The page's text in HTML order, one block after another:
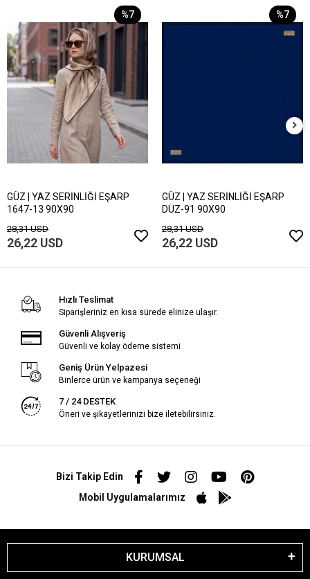
%7
GÜZ | YAZ SERİNLİĞİ EŞARP
1647-13 90X90
28,31 USD
26,22 USD
%7
GÜZ | YAZ SERİNLİĞİ EŞARP
DÜZ-91 90X90
28,31 USD
26,22 USD
Hızlı Teslimat
Siparişleriniz en kısa sürede elinize ulaşır.
Güvenli Alışveriş
Güvenli ve kolay ödeme sistemi
Geniş Ürün Yelpazesi
Binlerce ürün ve kampanya seçeneği
7 / 24 DESTEK
Öneri ve şikayetlerinizi bize iletebilirsiniz.
Bizi Takip Edin
Mobil Uygulamalarımız
KURUMSAL